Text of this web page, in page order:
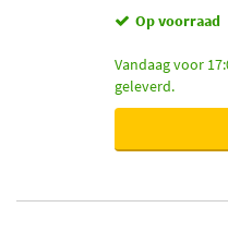
Op voorraad
Vandaag voor
geleverd.